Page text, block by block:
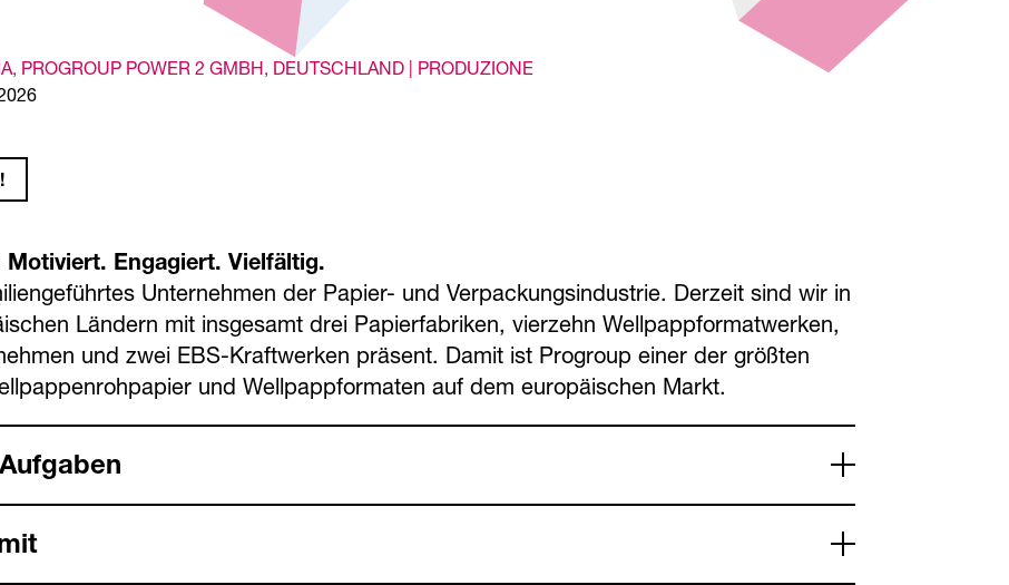
, PROGROUP POWER 2 GMBH, DEUTSCHLAND | PRODUZIONE
Engagiert. Vielfältig.
Unternehmen der Papier- und Verpackungs­industrie. Derzeit sind wir in
Ländern mit insgesamt drei Papierfabriken, vierzehn Wellpapp­format­werken,
und zwei EBS-Kraftwerken präsent. Damit ist Progroup einer der größten
und Wellpapp­formaten auf dem europäischen Markt.